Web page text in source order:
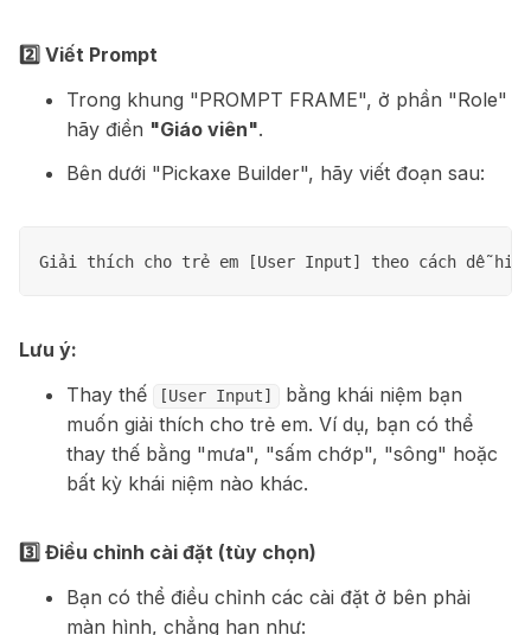
2️⃣ Viết Prompt
Trong khung "PROMPT FRAME", ở phần "Role"
hãy điền "Giáo viên".
Bên dưới "Pickaxe Builder", hãy viết đoạn sau:
Lưu ý:
Thay thế
[User Input]
bằng khái niệm bạn
muốn giải thích cho trẻ em. Ví dụ, bạn có thể
thay thế bằng "mưa", "sấm chớp", "sông" hoặc
bất kỳ khái niệm nào khác.
3️⃣ Điều chỉnh cài đặt (tùy chọn)
Bạn có thể điều chỉnh các cài đặt ở bên phải
màn hình, chẳng hạn như: